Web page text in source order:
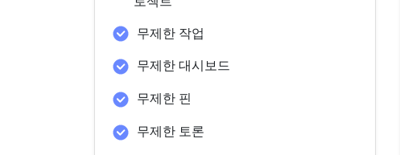
무제한 작업
무제한 대시보드
무제한 핀
무제한 토론